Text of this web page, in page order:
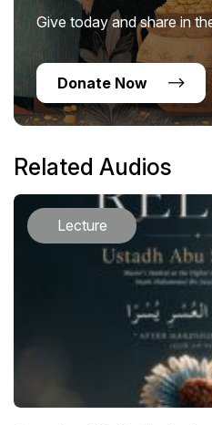
Give today and share in
Donate Now
Related Audios
Lecture